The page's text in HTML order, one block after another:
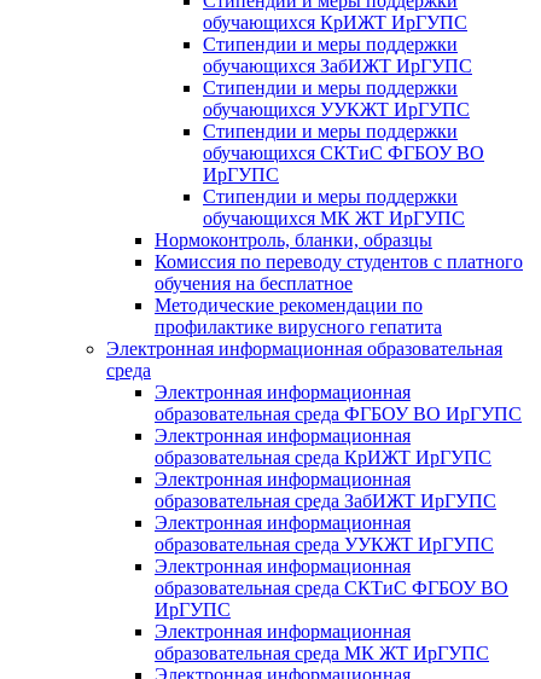
обучающихся КрИЖТ ИрГУПС
Стипендии и меры поддержки
обучающихся ЗабИЖТ ИрГУПС
Стипендии и меры поддержки
обучающихся УУКЖТ ИрГУПС
Стипендии и меры поддержки
обучающихся СКТиС ФГБОУ ВО
ИрГУПС
Стипендии и меры поддержки
обучающихся МК ЖТ ИрГУПС
Нормоконтроль, бланки, образцы
Комиссия по переводу студентов с платного
обучения на бесплатное
Методические рекомендации по
профилактике вирусного гепатита
Электронная информационная образовательная
среда
Электронная информационная
образовательная среда ФГБОУ ВО ИрГУПС
Электронная информационная
образовательная среда КрИЖТ ИрГУПС
Электронная информационная
образовательная среда ЗабИЖТ ИрГУПС
Электронная информационная
образовательная среда УУКЖТ ИрГУПС
Электронная информационная
образовательная среда СКТиС ФГБОУ ВО
ИрГУПС
Электронная информационная
образовательная среда МК ЖТ ИрГУПС
Электронная информационная